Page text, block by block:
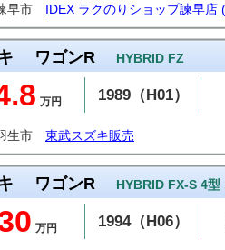
早市 IDEX ラクのりショップ諫早店
ワゴンR HYBRID FZ
万円 1989（H01）
生市 東武スズキ販売
ワゴンR HYBRID FX-S 4型
万円 1994（H06）